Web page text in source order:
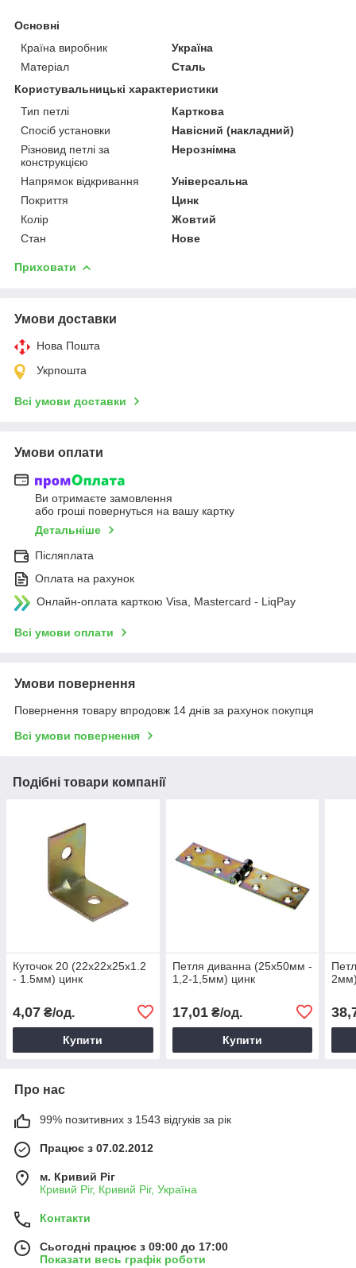
Основні
Країна виробник
Україна
Матеріал
Сталь
Користувальницькі характеристики
Тип петлі
Карткова
Спосіб установки
Навісний (накладний)
Різновид петлі за
конструкцією
Нерознімна
Напрямок відкривання
Універсальна
Покриття
Цинк
Колір
Жовтий
Стан
Нове
Приховати
Умови доставки
Нова Пошта
Укрпошта
Всі умови доставки
Умови оплати
Ви отримаєте замовлення
або гроші повернуться на вашу картку
Детальніше
Післяплата
Оплата на рахунок
Онлайн-оплата карткою Visa, Mastercard - LiqPay
Всі умови оплати
Умови повернення
Повернення товару впродовж 14 днів за рахунок покупця
Всі умови повернення
Подібні товари компанії
Куточок 20 (22х22х25х1.2
- 1.5мм) цинк
4,07 ₴/од.
Купити
Петля диванна (25х50мм -
1,2-1,5мм) цинк
17,01₴/од.
Купити
Про нас
99% позитивних з 1543 відгуків за рік
Працює з 07.02.2012
м. Кривий Ріг
Кривий Ріг, Кривий Ріг, Україна
Контакти
Сьогодні працює з 09:00 до 17:00
Показати весь графік роботи